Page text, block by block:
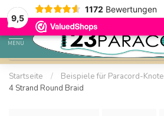
9,5
1172 Bewertungen
Sparen Sie mit Ihrem Konto und sichern
MENU
Startseite / Beispiele für Paracord-
4 Strand Round Braid